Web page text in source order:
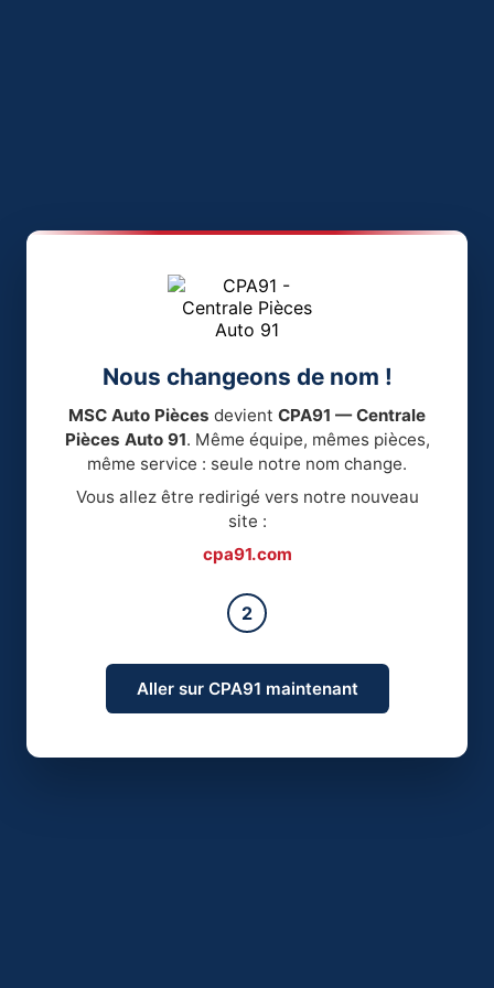
Nous changeons de nom !
MSC Auto Pièces devient CPA91 — Centrale
Pièces Auto 91. Même équipe, mêmes pièces,
même service : seule notre nom change.
Vous allez être redirigé vers notre nouveau
site :
cpa91.com
2
Aller sur CPA91 maintenant